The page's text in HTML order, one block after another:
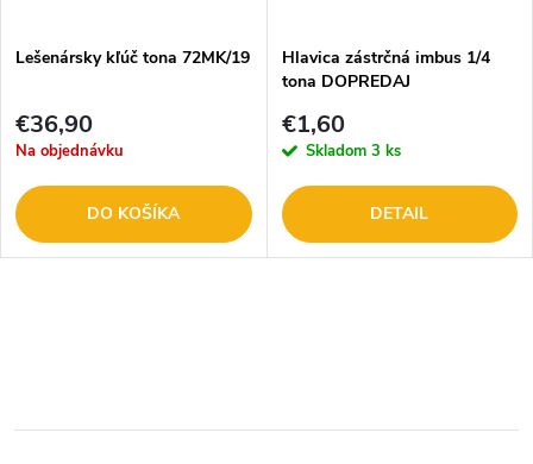
Lešenársky kľúč tona 72MK/19
€36,90
Na objednávku
DO KOŠÍKA
Hlavica zástrčná imbus 1/4
tona DOPREDAJ
€1,60
Skladom 3 ks
DETAIL
l